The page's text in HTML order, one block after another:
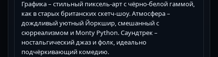
Графика – стильный пиксель-арт с чёрно-белой гаммой,
как в старых британских скетч-шоу. Атмосфера –
дождливый уютный Йоркшир, смешанный с
сюрреализмом и Monty Python. Саундтрек –
ностальгический джаз и фолк, идеально
подчёркивающий комедию.